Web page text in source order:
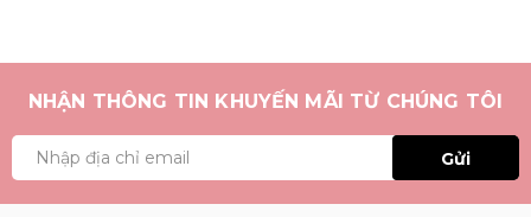
NHẬN THÔNG TIN KHUYẾN MÃI TỪ CHÚNG TÔI
Gửi